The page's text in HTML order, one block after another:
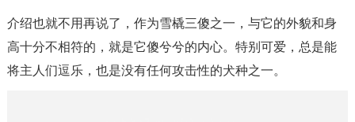
介绍也就不用再说了，作为雪橇三傻之一，与它的外貌和身
高十分不相符的，就是它傻兮兮的内心。特别可爱，总是能
将主人们逗乐，也是没有任何攻击性的犬种之一。